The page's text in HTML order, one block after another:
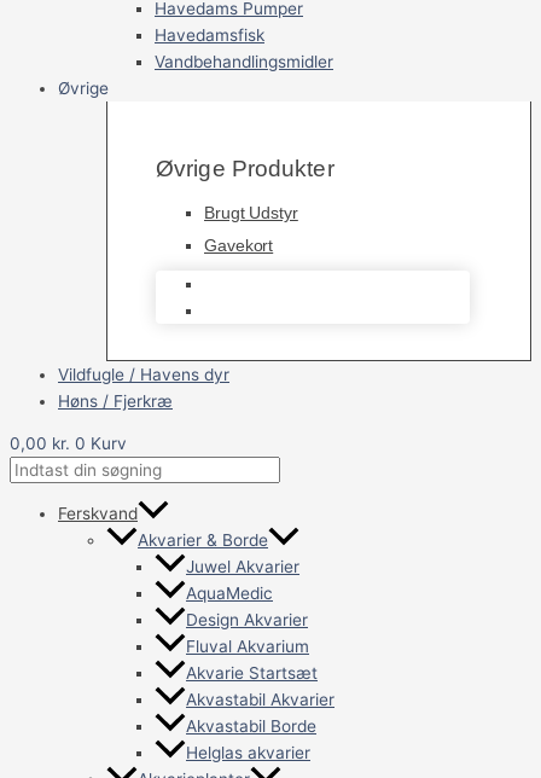
Havedams Pumper
Havedamsfisk
Vandbehandlingsmidler
Øvrige
Øvrige Produkter
Brugt Udstyr
Gavekort
Vildfugle / Havens dyr
Høns / Fjerkræ
0,00 kr. 0 Kurv
Ferskvand
Akvarier & Borde
Juwel Akvarier
AquaMedic
Design Akvarier
Fluval Akvarium
Akvarie Startsæt
Akvastabil Akvarier
Akvastabil Borde
Helglas akvarier